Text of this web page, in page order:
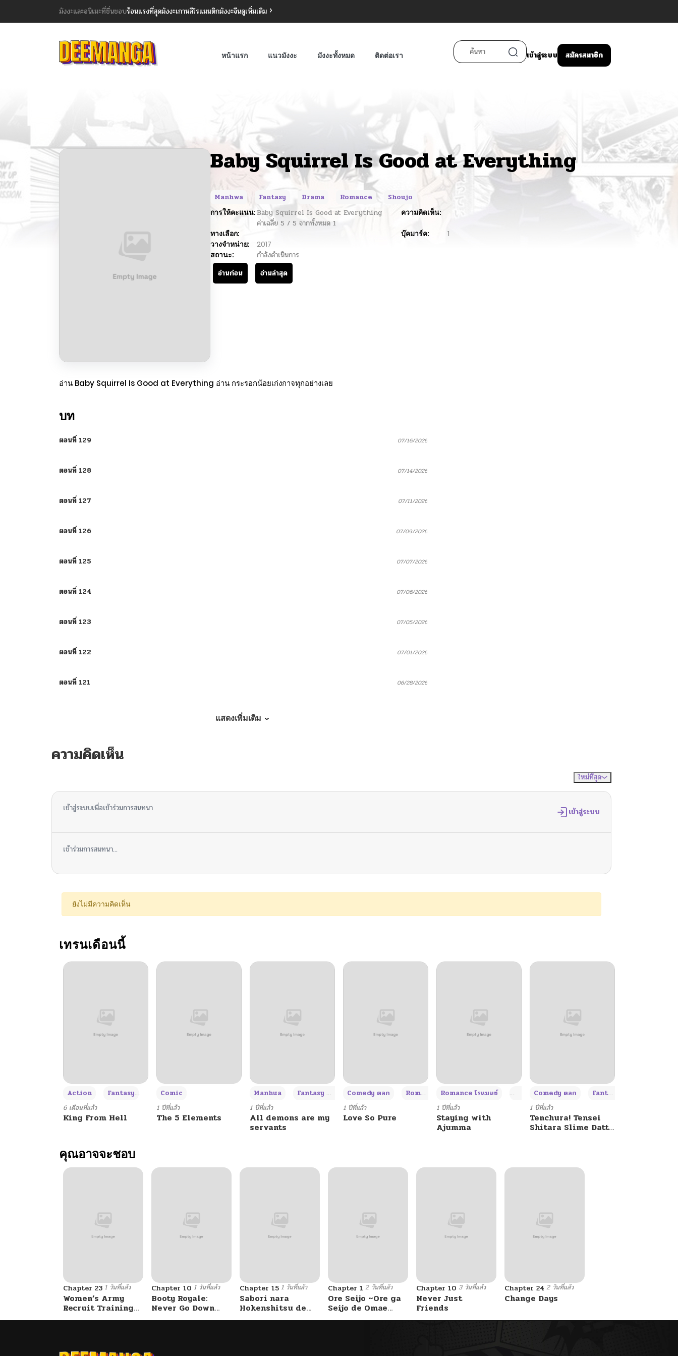
มังงะและอนิเมะที่ชื่นชอบร้อนแรงที่สุดมังงะเกาหลีโรแมนติกมังงะจีนดูเพิ่มเติม
หน้าแรก แนวมังงะ มังงะทั้งหมด ติดต่อเรา เข้าสู่ระบบ สมัครสมาชิก
Baby Squirrel Is Good at Everything
Manhwa Fantasy Drama Romance
Shoujo
การให้คะแนน:Baby Squirrel Is Good at Everything
ค่าเฉลี่ย 5 / 5 จากทั้งหมด 1
ความคิดเห็น:
ทางเลือก: บุ๊คมาร์ค:
1
วางจำหน่าย:
2017
สถานะ:
กำลังดำเนินการ
อ่านก่อน
อ่านล่าสุด
อ่าน Baby Squirrel Is Good at Everything อ่าน กระรอกน้อยเก่งกาจทุกอย่างเลย
บท
ตอนที่ 129 07/16/2026
ตอนที่ 128 07/14/2026
ตอนที่ 127 07/11/2026
ตอนที่ 126 07/09/2026
ตอนที่ 125 07/07/2026
ตอนที่ 124 07/06/2026
ตอนที่ 123 07/05/2026
ตอนที่ 122 07/01/2026
ตอนที่ 121 06/28/2026
ตอนที่ 117
ตอนที่ 116 10/01/2025
ตอนที่ 114 09/27/2025
ตอนที่ 108
ตอนที่ 107
ตอนที่ 105 06/22/2025
ตอนที่ 101 05/24/2025
ตอนที่ 100 05/17/2025
แสดงเพิ่มเติม
ความคิดเห็น
ใหม่ที่สุด
เข้าสู่ระบบเพื่อเข้าร่วมการสนทนา เข้าสู่ระบบ
เข้าร่วมการสนทนา...
ยังไม่มีความคิดเห็น
เทรนเดือนนี้
Action Fantasy
6 เดือนที่แล้ว
King From Hell
Comic
1 ปีที่แล้ว
The 5 Elements
Manhua Fantasy แฟนตาซี +3
1 ปีที่แล้ว
All demons are my
servants
Comedy ตลก Romance โรแมนซ์ +4
1 ปีที่แล้ว
Love So Pure
Romance โรแมนซ์ Adult ผู้ใหญ่ +4
1 ปีที่แล้ว
Staying with
Ajumma
Comedy ตลก Fantasy แฟนตาซี
1 ปีที่แล้ว
Tenchura! Tensei
Shitara Slime Datta
คุณอาจจะชอบ
Chapter 23 1 วันที่แล้ว
Women’s Army
Recruit Training
Center
Chapter 10 1 วันที่แล้ว
Booty Royale:
Never Go Down
Without A Fight!
Chapter 15 1 วันที่แล้ว
Sabori nara
Hokenshitsu de
Douzo?
Chapter 1 2 วันที่แล้ว
Ore Seijo ~Ore ga
Seijo de Omae
Akuyaku Reijou
Chapter 10 3 วันที่แล้ว
Never Just
Friends
Chapter 24 2 วันที่แล้ว
Change Days